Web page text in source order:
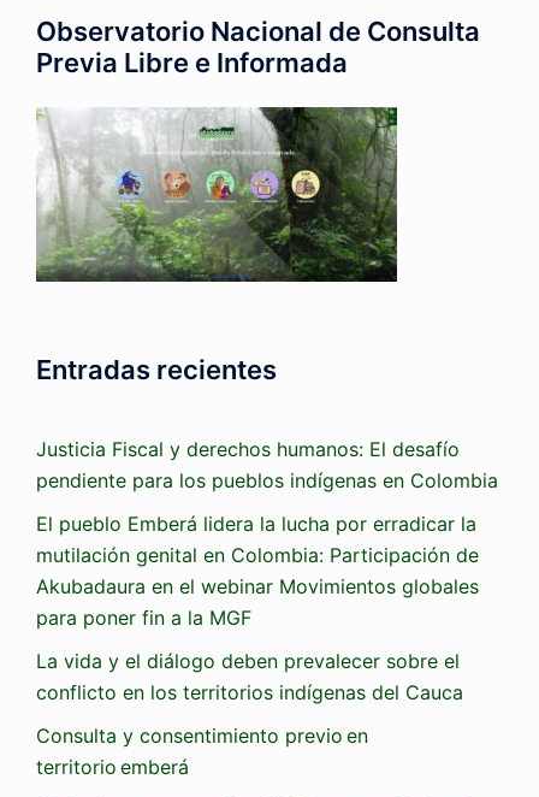
Observatorio Nacional de Consulta
Previa Libre e Informada
Entradas recientes
Justicia Fiscal y derechos humanos: El desafío
pendiente para los pueblos indígenas en Colombia
El pueblo Emberá lidera la lucha por erradicar la
mutilación genital en Colombia: Participación de
Akubadaura en el webinar Movimientos globales
para poner fin a la MGF
La vida y el diálogo deben prevalecer sobre el
conflicto en los territorios indígenas del Cauca
Consulta y consentimiento previo en
territorio emberá